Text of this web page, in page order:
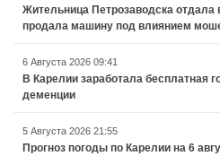
Жительница Петрозаводска отдала
продала машину под влиянием
6 Августа 2026 09:41
В Карелии заработала бесплатная
деменции
5 Августа 2026 21:55
Прогноз погоды по Карелии на 6